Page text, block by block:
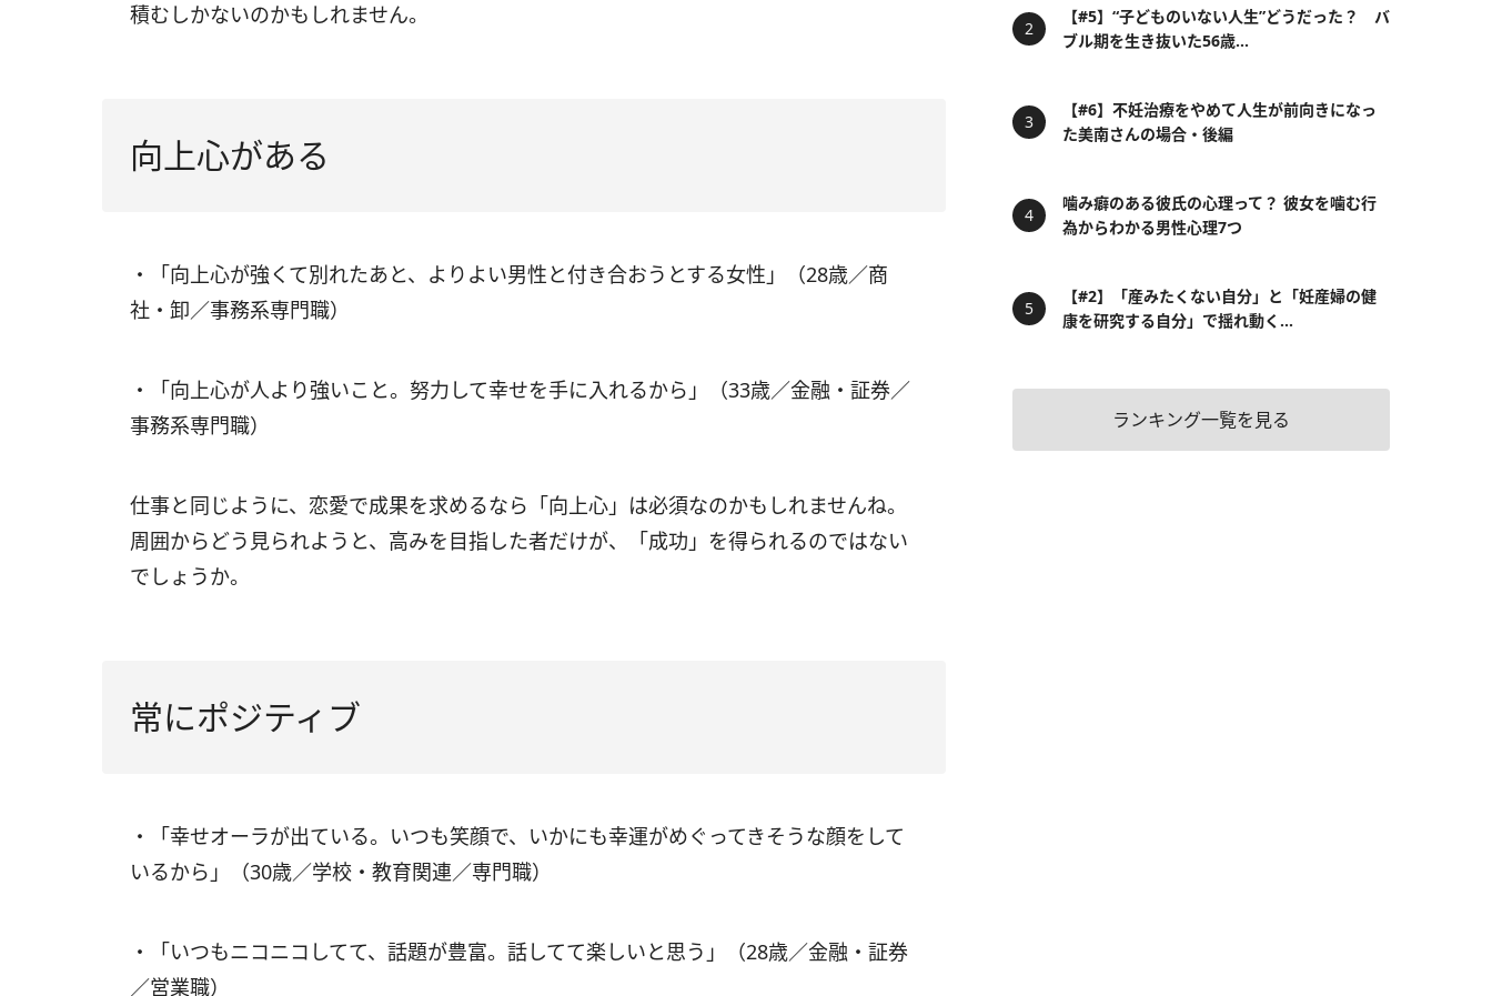
積むしかないのかもしれません。
向上心がある
・「向上心が強くて別れたあと、よりよい男性と付き合おうとする女性」（28歳／商
社・卸／事務系専門職）
・「向上心が人より強いこと。努力して幸せを手に入れるから」（33歳／金融・証券／
事務系専門職）
仕事と同じように、恋愛で成果を求めるなら「向上心」は必須なのかもしれませんね。
周囲からどう見られようと、高みを目指した者だけが、「成功」を得られるのではない
でしょうか。
常にポジティブ
・「幸せオーラが出ている。いつも笑顔で、いかにも幸運がめぐってきそうな顔をして
いるから」（30歳／学校・教育関連／専門職）
・「いつもニコニコしてて、話題が豊富。話してて楽しいと思う」（28歳／金融・証券
／営業職）
【#5】“子どものいない人生”どうだった？ バ
ブル期を生き抜いた56歳...
【#6】不妊治療をやめて人生が前向きになっ
た美南さんの場合・後編
噛み癖のある彼氏の心理って？ 彼女を噛む行
為からわかる男性心理7つ
【#2】「産みたくない自分」と「妊産婦の健
康を研究する自分」で揺れ動く...
ランキング一覧を見る